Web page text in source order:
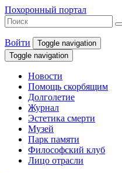
Похоронный портал
Войти
Toggle navigation
Toggle navigation
Новости
Помощь скорбящим
Долголетие
Журнал
Эстетика смерти
Музей
Парк памяти
Философский клуб
Лицо отрасли